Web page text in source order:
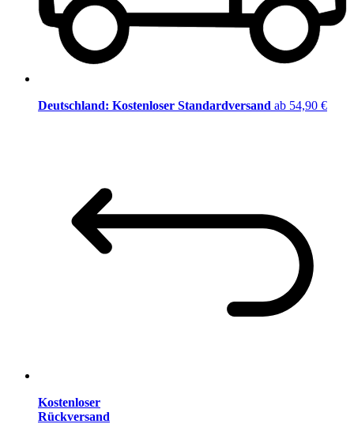
Deutschland: Kostenloser Standardversand ab 54,90 €
Kostenloser
Rückversand